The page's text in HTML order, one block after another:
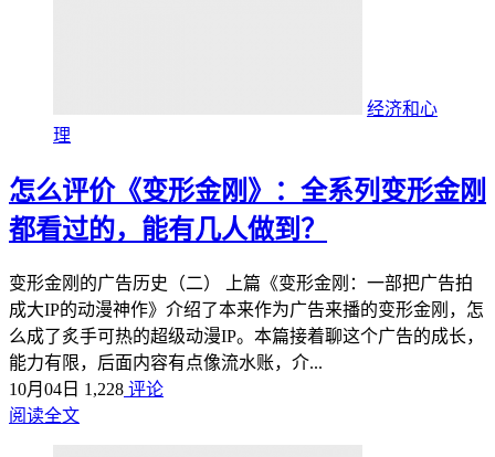
经济和心
理
怎么评价《变形金刚》：全系列变形金刚
都看过的，能有几人做到？
变形金刚的广告历史（二） 上篇《变形金刚：一部把广告拍
成大IP的动漫神作》介绍了本来作为广告来播的变形金刚，怎
么成了炙手可热的超级动漫IP。本篇接着聊这个广告的成长，
能力有限，后面内容有点像流水账，介...
10月04日 1,228 评论
阅读全文